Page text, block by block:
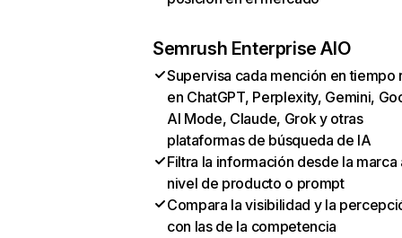
Semrush Enterprise AIO
Supervisa cada mención en tiempo
en ChatGPT, Perplexity, Gemini,
AI Mode, Claude, Grok y otras
plataformas de búsqueda de IA
Filtra la información desde la marca
nivel de producto o prompt
Compara la visibilidad y la
con las de la competencia